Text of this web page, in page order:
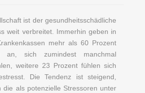
ist der gesundheitsschädliche
weit verbreitet. Immerhin geben in
mehr als 60 Prozent
an, sich zumindest manchmal
weitere 23 Prozent fühlen sich
Die Tendenz ist steigend,
die als potenzielle Stressoren unter